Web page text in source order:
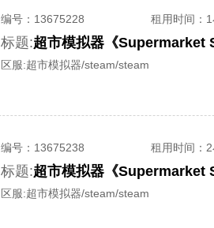
编号： 13675228 租用时间 ：
标题:超市模拟器《Supermarket
区服:超市模拟器/steam/steam
编号： 13675238 租用时间 ：
标题:超市模拟器《Supermarket
区服:超市模拟器/steam/steam